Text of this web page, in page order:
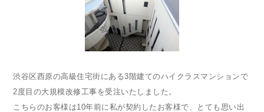
渋谷区西原の高級住宅街にある3階建てのハイクラスマンションで
2度目の大規模改修工事を受注いたしました。
こちらのお客様は10年前に私が契約したお客様で、とても思い出